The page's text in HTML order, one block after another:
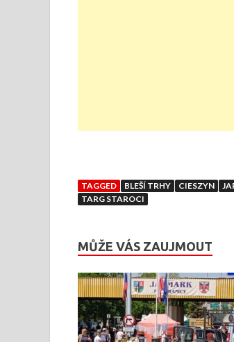
TAGGED BLEŠÍ TRHY CIESZYN
TARG STAROCI
MŮŽE VÁS ZAUJMOUT